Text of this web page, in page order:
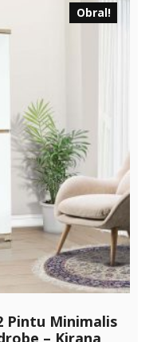
ini
halaman
produk
Obral!
Pintu Minimalis
– Kirana